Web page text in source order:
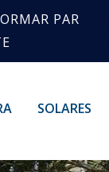
PAR
SOLARES